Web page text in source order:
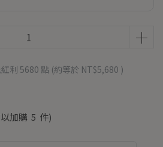
利 5680 點 (約等於 NT$5,680 )
加購 5 件)